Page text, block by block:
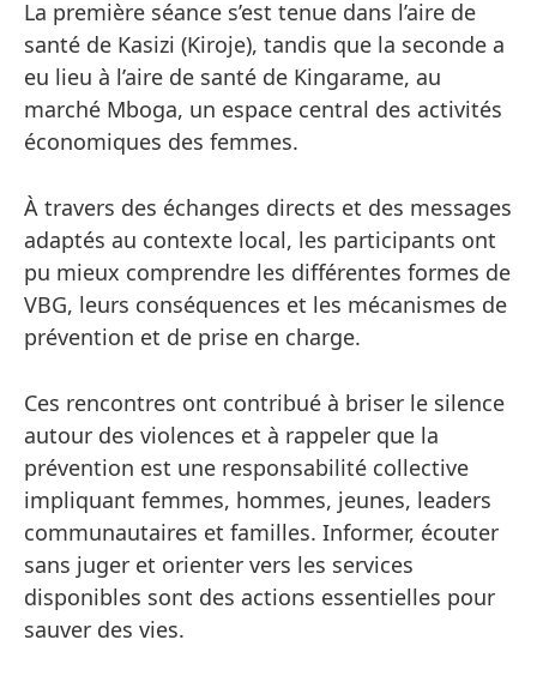
La première séance s’est tenue dans l’aire de
santé de Kasizi (Kiroje), tandis que la seconde a
eu lieu à l’aire de santé de Kingarame, au
marché Mboga, un espace central des activités
économiques des femmes.
À travers des échanges directs et des messages
adaptés au contexte local, les participants ont
pu mieux comprendre les différentes formes de
VBG, leurs conséquences et les mécanismes de
prévention et de prise en charge.
Ces rencontres ont contribué à briser le silence
autour des violences et à rappeler que la
prévention est une responsabilité collective
impliquant femmes, hommes, jeunes, leaders
communautaires et familles. Informer, écouter
sans juger et orienter vers les services
disponibles sont des actions essentielles pour
sauver des vies.